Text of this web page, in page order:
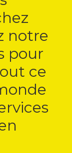
notre
pour
ce